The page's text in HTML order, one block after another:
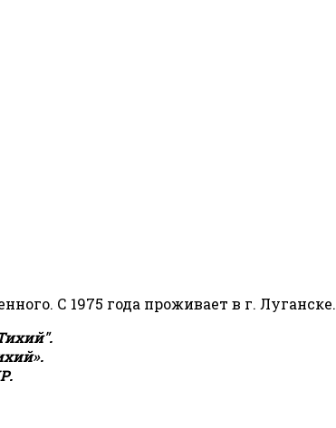
С 1975 года проживает в г. Луганске.